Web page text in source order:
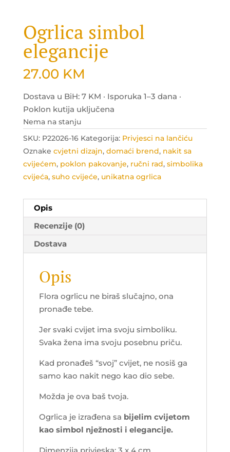
Ogrlica simbol
elegancije
27.00 KM
Dostava u BiH: 7 KM · Isporuka 1–3 dana ·
Poklon kutija uključena
Nema na stanju
SKU: P22026-16 Kategorija: Privjesci na lančiću
Oznake cvjetni dizajn, domaći brend, nakit sa
cvijećem, poklon pakovanje, ručni rad, simbolika
cvijeća, suho cvijeće, unikatna ogrlica
Opis
Recenzije (0)
Dostava
Opis
Flora ogrlicu ne biraš slučajno, ona
pronađe tebe.
Jer svaki cvijet ima svoju simboliku.
Svaka žena ima svoju posebnu priču.
Kad pronađeš “svoj” cvijet, ne nosiš ga
samo kao nakit nego kao dio sebe.
Možda je ova baš tvoja.
Ogrlica je izrađena sa bijelim cvijetom
kao simbol nježnosti i elegancije.